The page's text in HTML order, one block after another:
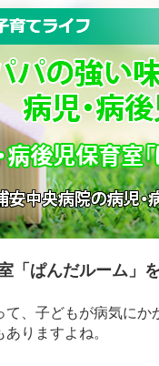
「ぱんだルーム」
、子どもが病気に
りますよね。